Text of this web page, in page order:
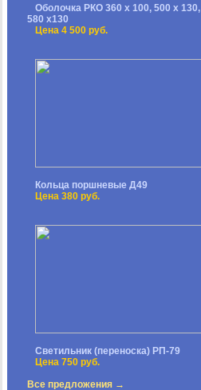
Оболочка РКО 360 х 100, 500 х 130,
580 х130
Цена 4 500 руб.
Кольца поршневые Д49
Цена 380 руб.
Светильник (переноска) РП-79
Цена 750 руб.
Все предложения →